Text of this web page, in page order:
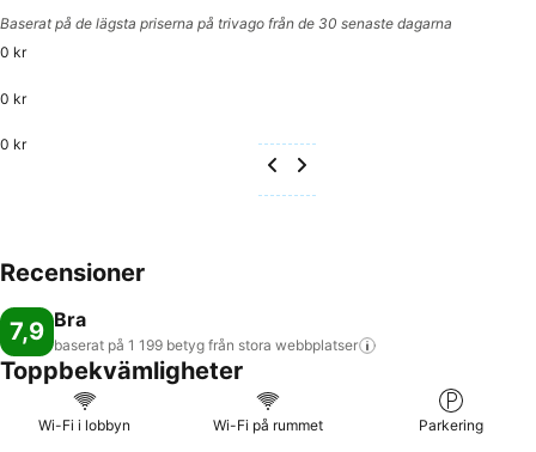
Baserat på de lägsta priserna på trivago från de 30 senaste dagarna
0 kr
0 kr
0 kr
Recensioner
7,9 Bra
baserat på 1 199 betyg från stora webbplatser
Toppbekvämligheter
Wi-Fi i lobbyn Wi-Fi på rummet Parkering